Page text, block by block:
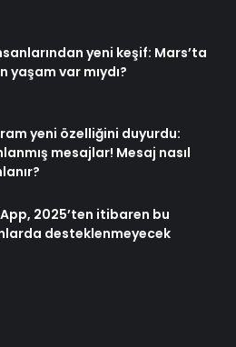
yeni keşif: Mars’ta
yaşam var mıydı?
yeni özelliğini duyurdu:
mesajlar! Mesaj nasıl
2025’ten itibaren bu
desteklenmeyecek